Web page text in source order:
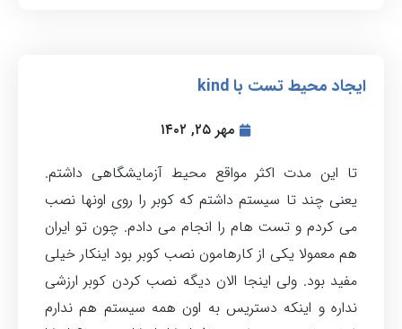
ایجاد محیط تست با kind
مهر ۲۵, ۱۴۰۲
تا این مدت اکثر مواقع محیط آزمایشگاهی داشتم.
یعنی چند تا سیستم داشتم که کوبر را روی اونها نصب
می کردم و تست هام را انجام می دادم. چون تو ایران
هم معمولا یکی از کارهامون نصب کوبر بود اینکار خیلی
مفید بود. ولی اینجا الان دیگه نصب کردن کوبر ارزشی
نداره و اینکه دستریس به اون همه سیستم هم ندارم